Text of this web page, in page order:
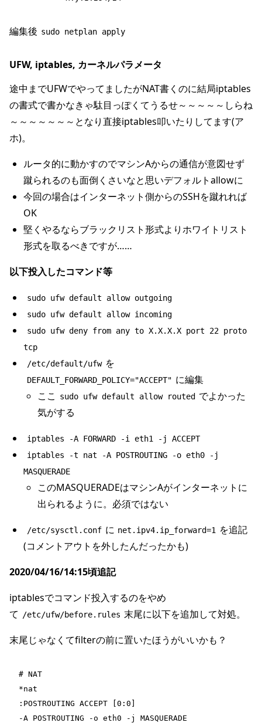
編集後 sudo netplan apply
UFW, iptables, カーネルパラメータ
途中までUFWでやってましたがNAT書くのに結局iptables
の書式で書かなきゃ駄目っぽくてうるせ～～～～～しらね
～～～～～～～となり直接iptables叩いたりしてます(ア
ホ)。
ルータ的に動かすのでマシンAからの通信が意図せず
蹴られるのも面倒くさいなと思いデフォルトallowに
今回の場合はインターネット側からのSSHを蹴れれば
OK
堅くやるならブラックリスト形式よりホワイトリスト
形式を取るべきですが……
以下投入したコマンド等
sudo ufw default allow outgoing
sudo ufw default allow incoming
sudo ufw deny from any to X.X.X.X port 22 proto
tcp
/etc/default/ufw を
DEFAULT_FORWARD_POLICY="ACCEPT" に編集
ここ
sudo ufw default allow routed でよかった
気がする
iptables -A FORWARD -i eth1 -j ACCEPT
iptables -t nat -A POSTROUTING -o eth0 -j
MASQUERADE
このMASQUERADEはマシンAがインターネットに
出られるように。必須ではない
/etc/sysctl.conf に net.ipv4.ip_forward=1 を追記
(コメントアウトを外したんだったかも)
2020/04/16/14:15頃追記
iptablesでコマンド投入するのをやめ
て /etc/ufw/before.rules 末尾に以下を追加して対処。
末尾じゃなくてfilterの前に置いたほうがいいかも？
# NAT
*nat
:POSTROUTING ACCEPT [0:0]
-A POSTROUTING -o eth0 -j MASQUERADE